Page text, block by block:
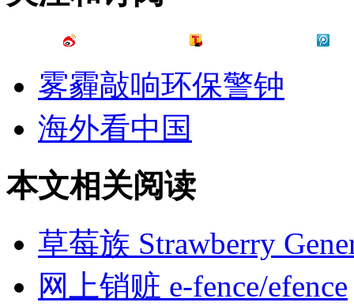
雾霾敲响环保警钟
海外看中国
本文相关阅读
草莓族 Strawberry
网上销赃 e-fence/efence